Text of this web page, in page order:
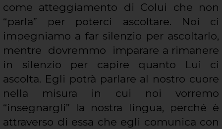
come atteggiamento di Colui che non
“parla” per poterci ascoltare. Noi ci
impegniamo a far silenzio per ascoltarlo,
mentre dovremmo imparare a rimanere
in silenzio per capire quanto Lui ci
ascolta. Egli potrà parlare al nostro cuore
nella misura in cui noi vorremo
“insegnargli” la nostra lingua, perché è
attraverso di essa che egli comunica con